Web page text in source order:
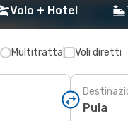
Volo + Hotel
Multitratta Voli diretti